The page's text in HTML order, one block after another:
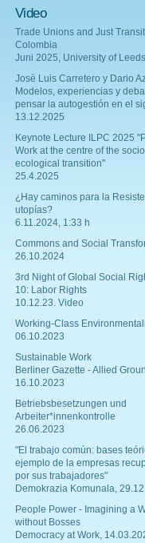
Video
Trade Unions and Just
Colombia
Juni 2025, University of Leeds
Josè Luis Carretero y Dario
Modelos, experiencias y
pensar la autogestión en el
13.12.2025
Keynote Lecture ILPC 2025
Work at the centre of the
ecological transition"
25.4.2025
¿Hay caminos para la
utopías?
6.11.2024, 1:33 h
Commons and Social
26.10.2024
3rd Night of Global Social
10: Labor Rights
10.12.23. Video
Working-Class
06.10.2023
Sustainable Work
Berliner Gazette - Allied
16.10.2023
Betriebsbesetzungen und
Arbeiter*innenkontrolle
26.06.2023
"El trabajo común: bases
ejemplo de la empresas
por sus trabajadores"
Demokrazia Komunala,
People Power - Imagining a
without Bosses
Democracy at Work,